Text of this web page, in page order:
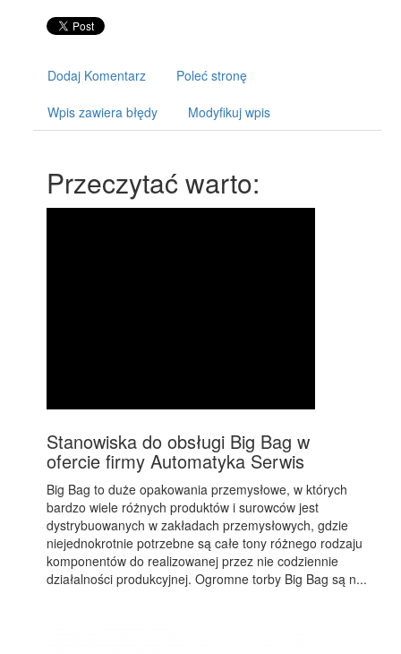
Dodaj Komentarz Poleć stronę
Wpis zawiera błędy Modyfikuj wpis
Przeczytać warto:
Stanowiska do obsługi Big Bag w
ofercie firmy Automatyka Serwis
Big Bag to duże opakowania przemysłowe, w których
bardzo wiele różnych produktów i surowców jest
dystrybuowanych w zakładach przemysłowych, gdzie
niejednokrotnie potrzebne są całe tony różnego rodzaju
komponentów do realizowanej przez nie codziennie
działalności produkcyjnej. Ogromne torby Big Bag są n...